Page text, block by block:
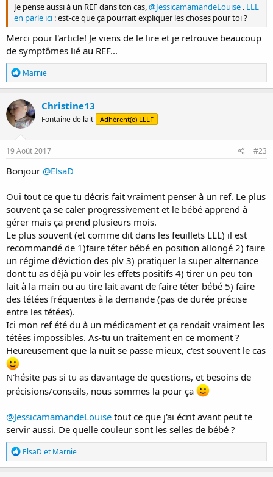
Je pense aussi à un REF dans ton cas, @JessicamamandeLouise . LLL
en parle ici : est-ce que ça pourrait expliquer les choses pour toi ?
Merci pour l'article! Je viens de le lire et je retrouve beaucoup
de symptômes lié au REF...
R
é
a
c
t
i
o
n
s
Marnie
Christine13
Fontaine de lait Adhérent(e) LLLF
19 Août 2017 #23
Bonjour @ElsaD
Oui tout ce que tu décris fait vraiment penser à un ref. Le plus
souvent ça se caler progressivement et le bébé apprend à
gérer mais ça prend plusieurs mois.
Le plus souvent (et comme dit dans les feuillets LLL) il est
recommandé de 1)faire téter bébé en position allongé 2) faire
un régime d'éviction des plv 3) pratiquer la super alternance
dont tu as déjà pu voir les effets positifs 4) tirer un peu ton
lait à la main ou au tire lait avant de faire téter bébé 5) faire
des tétées fréquentes à la demande (pas de durée précise
entre les tétées).
Ici mon ref été du à un médicament et ça rendait vraiment les
tétées impossibles. As-tu un traitement en ce moment ?
Heureusement que la nuit se passe mieux, c'est souvent le cas
N'hésite pas si tu as davantage de questions, et besoins de
précisions/conseils, nous sommes la pour ça
@JessicamamandeLouise tout ce que j'ai écrit avant peut te
servir aussi. De quelle couleur sont les selles de bébé ?
R
é
a
ElsaD et Marnie